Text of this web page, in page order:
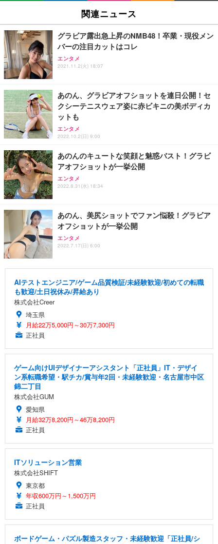
関連ニュース
グラビア露出急上昇のNMB48！卒業・現役メン
バーの注目カットはコレ
エンタメ
2021.11.2(火) 18:07
あのん、グラビアオフショットを連日公開！セ
クシーテニスウェア姿に赤ビキニの美ボディカ
ットも
エンタメ
2022.10.2(日) 9:00
あのんのキュートな笑顔と魅惑バスト！グラビ
アオフショットが一挙公開
エンタメ
2022.8.31(水) 18:34
あのん、美尻ショットでファン悩殺！グラビア
オフショットが一挙公開
エンタメ
2022.7.17(日) 6:00
AIテストエンジニア/ゲーム品質検証/未経験歓迎/初めての転職
も歓迎/土日祝休み/昇給あり
株式会社Creer
埼玉県
月給22万5,000円～30万7,300円
正社員
ゲーム向けUIデザイナーアシスタント「正社員」IT・デザイ
ン系転職希望・駅チカ/賞与年2回・未経験歓迎・名古屋市中区
錦二丁目
株式会社GUM
愛知県
月給32万8,200円～46万8,200円
正社員
ITソリューション営業
株式会社SHIFT
東京都
年収600万円～1,500万円
正社員
ボードゲーム・パズル製造スタッフ・未経験歓迎「正社員/シ